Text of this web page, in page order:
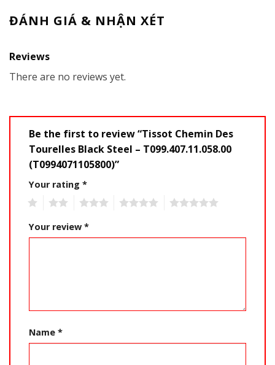
ĐÁNH GIÁ & NHẬN XÉT
Reviews
There are no reviews yet.
Be the first to review “Tissot Chemin Des
Tourelles Black Steel – T099.407.11.058.00
(T0994071105800)”
Your rating *
Your review *
Name *